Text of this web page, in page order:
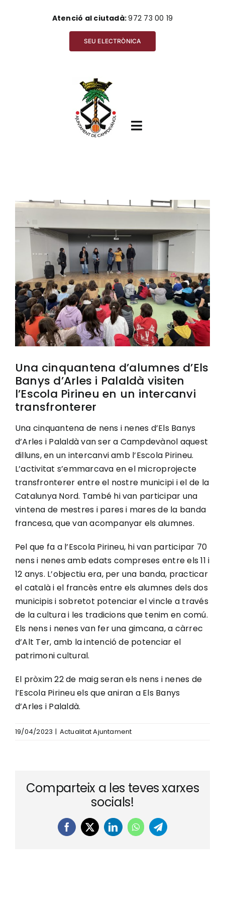
Atenció al ciutadà:972 73 00 19
SEU ELECTRÒNICA
Toggle
Ciutadania
Actualitat
Municipi
Cerca
…
View
Larger
Image
Una cinquantena d’alumnes d’Els
Banys d’Arles i Palaldà visiten
l’Escola Pirineu en un intercanvi
transfronterer
Una cinquantena de nens i nenes d’Els Banys
d’Arles i Palaldà van ser a Campdevànol aquest
dilluns, en un intercanvi amb l’Escola Pirineu.
L’activitat s’emmarcava en el microprojecte
transfronterer entre el nostre municipi i el de la
Catalunya Nord. També hi van participar una
vintena de mestres i pares i mares de la banda
francesa, que van acompanyar els alumnes.
Pel que fa a l’Escola Pirineu, hi van participar 70
nens i nenes amb edats compreses entre els 11 i
12 anys. L’objectiu era, per una banda, practicar
el català i el francès entre els alumnes dels dos
municipis i sobretot potenciar el vincle a través
de la cultura i les tradicions que tenim en comú.
Els nens i nenes van fer una gimcana, a càrrec
d’Alt Ter, amb la intenció de potenciar el
patrimoni cultural.
El pròxim 22 de maig seran els nens i nenes de
l’Escola Pirineu els que aniran a Els Banys
d’Arles i Palaldà.
19/04/2023 | Actualitat Ajuntament
Comparteix a les teves xarxes
socials!
Facebook
X LinkedInWhatsAppTelegram